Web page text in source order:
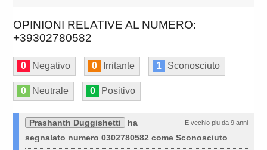
OPINIONI RELATIVE AL NUMERO:
+39302780582
0 Negativo 0 Irritante 1 Sconosciuto
0 Neutrale 0 Positivo
E vechio piu da 9 anni
Prashanth Duggishetti
ha
segnalato numero 0302780582 come Sconosciuto